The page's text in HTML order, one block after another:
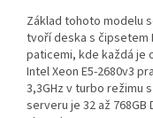
Základ tohoto modelu
tvoří deska s čipsetem
paticemi, kde každá je
Intel Xeon E5-2680v3
3,3GHz v turbo režimu
serveru je 32 až